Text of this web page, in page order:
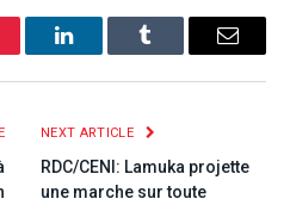
LinkedInTumblr Email
NEXT ARTICLE
RDC/CENI: Lamuka projette
une marche sur toute